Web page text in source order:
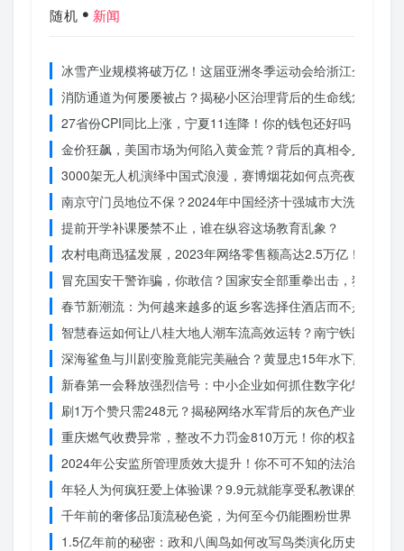
随机 新闻
冰雪产业规模将破万亿！这届亚洲冬季运动会给浙江企业带
消防通道为何屡屡被占？揭秘小区治理背后的生命线危机
27省份CPI同比上涨，宁夏11连降！你的钱包还好吗？
金价狂飙，美国市场为何陷入黄金荒？背后的真相令人
3000架无人机演绎中国式浪漫，赛博烟花如何点亮夜空？
南京守门员地位不保？2024年中国经济十强城市大洗牌
提前开学补课屡禁不止，谁在纵容这场教育乱象？
农村电商迅猛发展，2023年网络零售额高达2.5万亿！你还在
冒充国安干警诈骗，你敢信？国家安全部重拳出击，犯罪团
春节新潮流：为何越来越多的返乡客选择住酒店而不是家里？
智慧春运如何让八桂大地人潮车流高效运转？南宁铁路枢纽
深海鲨鱼与川剧变脸竟能完美融合？黄显忠15年水下默剧惊
新春第一会释放强烈信号：中小企业如何抓住数字化转型的
刷1万个赞只需248元？揭秘网络水军背后的灰色产业链
重庆燃气收费异常，整改不力罚金810万元！你的权益被侵犯
2024年公安监所管理质效大提升！你不可不知的法治文明新
年轻人为何疯狂爱上体验课？9.9元就能享受私教课的秘密
千年前的奢侈品顶流秘色瓷，为何至今仍能圈粉世界？揭秘
1.5亿年前的秘密：政和八闽鸟如何改写鸟类演化历史？